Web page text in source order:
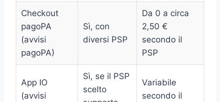
Checkout
pagoPA
(avvisi
pagoPA)
Sì, con
diversi PSP
Da 0 a circa
2,50 €
secondo il
PSP
App IO
(avvisi
Sì, se il PSP
scelto
Variabile
secondo il